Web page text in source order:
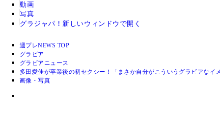
動画
写真
グラジャパ！ 新しいウィンドウで開く
週プレNEWS TOP
グラビア
グラビアニュース
多田愛佳が卒業後の初セクシー！「まさか自分がこういうグラビアなイ
画像・写真